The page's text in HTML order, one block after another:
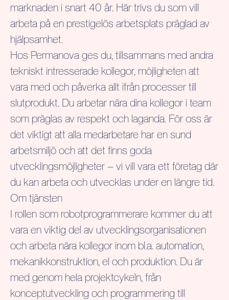
marknaden i snart 40 år. Här trivs du som vill
arbeta på en prestigelös arbetsplats präglad av
hjälpsamhet.
Hos Permanova ges du, tillsammans med andra
tekniskt intresserade kollegor, möjligheten att
vara med och påverka allt ifrån processer till
slutprodukt. Du arbetar nära dina kollegor i team
som präglas av respekt och laganda. För oss är
det viktigt att alla medarbetare har en sund
arbetsmiljö och att det finns goda
utvecklingsmöjligheter – vi vill vara ett företag där
du kan arbeta och utvecklas under en längre tid.
Om tjänsten
I rollen som robotprogrammerare kommer du att
vara en viktig del av utvecklingsorganisationen
och arbeta nära kollegor inom bl.a. automation,
mekanikkonstruktion, el och produktion. Du är
med genom hela projektcykeln, från
konceptutveckling och programmering till